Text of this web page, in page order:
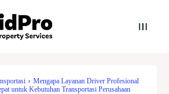
Mengapa Layanan Driver Profesional
untuk Kebutuhan Transportasi Perusahaan